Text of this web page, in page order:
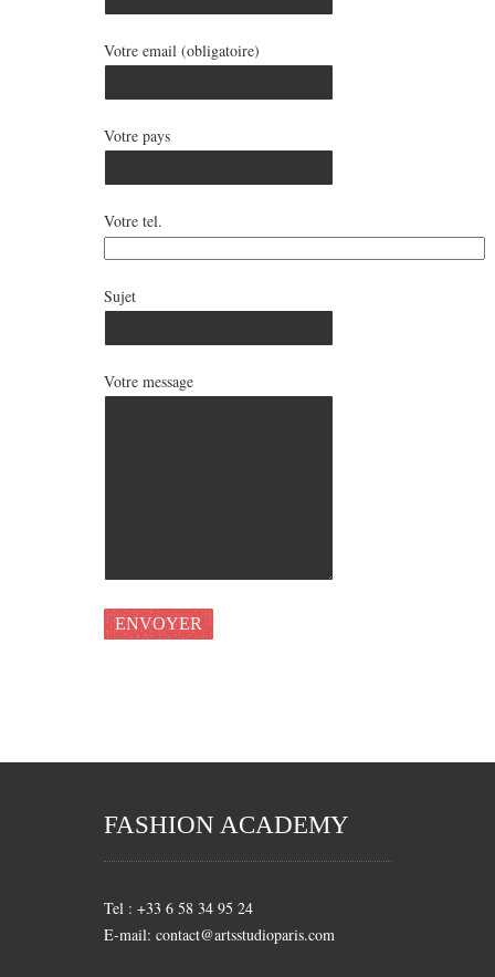
Votre email (obligatoire)
Votre pays
Votre tel.
Sujet
Votre message
FASHION ACADEMY
Tel : +33 6 58 34 95 24
E-mail: contact@artsstudioparis.com